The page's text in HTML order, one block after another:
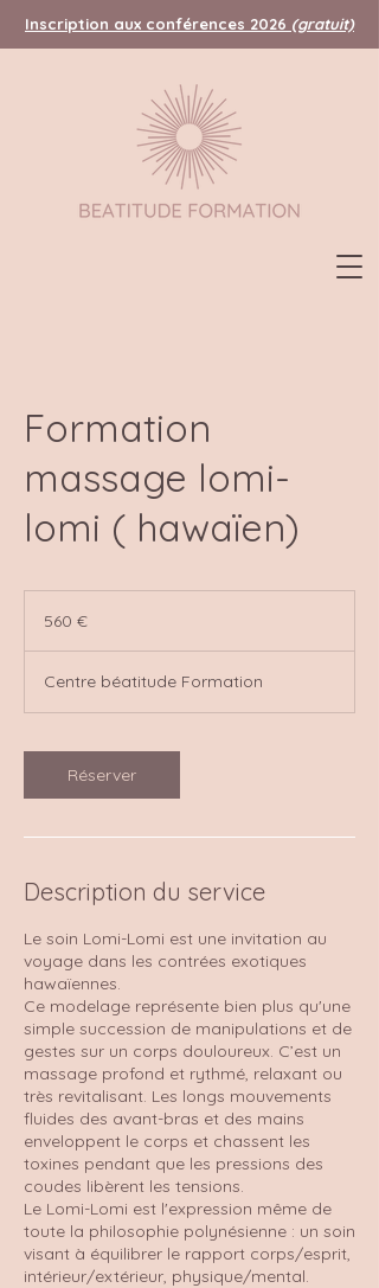
Inscription aux conférences 2026 (gratuit)
Formation
massage lomi-
lomi ( hawaïen)
560 €
Centre béatitude Formation
Réserver
Description du service
Le soin Lomi-Lomi est une invitation au
voyage dans les contrées exotiques
hawaïennes.
Ce modelage représente bien plus qu'une
simple succession de manipulations et de
gestes sur un corps douloureux. C’est un
massage profond et rythmé, relaxant ou
très revitalisant. Les longs mouvements
fluides des avant-bras et des mains
enveloppent le corps et chassent les
toxines pendant que les pressions des
coudes libèrent les tensions.
Le Lomi-Lomi est l'expression même de
toute la philosophie polynésienne : un soin
visant à équilibrer le rapport corps/esprit,
intérieur/extérieur, physique/mental.